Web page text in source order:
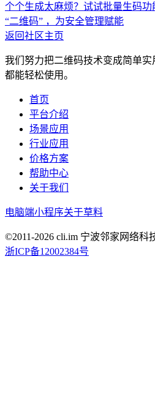
个个生成太麻烦？试试批量生码功
“二维码” ，为安全管理赋能
返回社区主页
我们努力把二维码技术变成简单
都能轻松使用。
首页
平台介绍
场景应用
行业应用
价格方案
帮助中心
关于我们
电脑端小程序关于草料
©2011-2026 cli.im 宁波邻家网络科
浙ICP备12002384号